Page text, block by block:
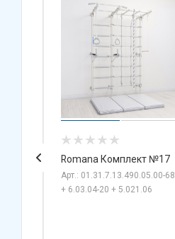
Romana Комплект №17
Арт.: 01.31.7.13.490.05.00-68
+ 6.03.04-20 + 5.021.06